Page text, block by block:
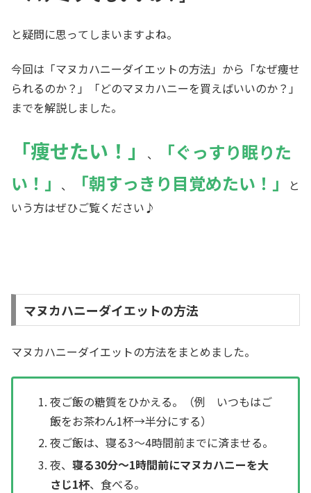
と疑問に思ってしまいますよね。
今回は「マヌカハニーダイエットの方法」から「なぜ痩せ
られるのか？」「どのマヌカハニーを買えばいいのか？」
までを解説しました。
「痩せたい！」 、
「ぐっすり眠りた
い！」
、 「朝すっきり目覚めたい！」
と
いう方はぜひご覧ください♪
マヌカハニーダイエットの方法
マヌカハニーダイエットの方法をまとめました。
夜ご飯の糖質をひかえる。（例 いつもはご
飯をお茶わん1杯→半分にする）
夜ご飯は、寝る3〜4時間前までに済ませる。
夜、寝る30分〜1時間前にマヌカハニーを大
さじ1杯、食べる。